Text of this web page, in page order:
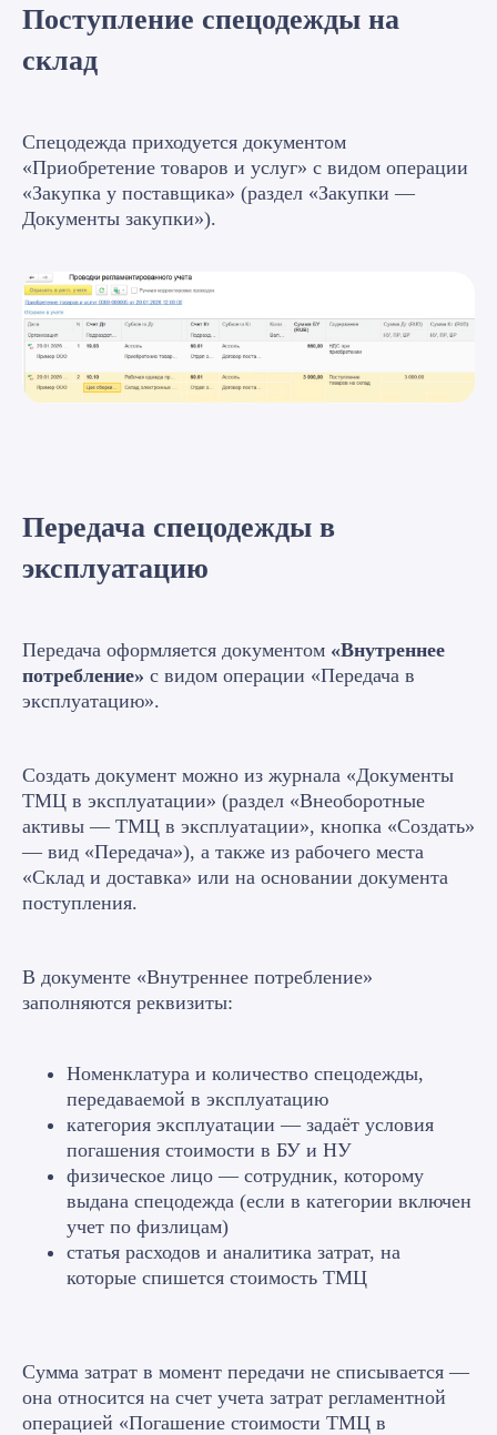
Поступление спецодежды на
склад
Спецодежда приходуется документом
«Приобретение товаров и услуг» с видом операции
«Закупка у поставщика» (раздел «Закупки —
Документы закупки»).
Передача спецодежды в
эксплуатацию
Передача оформляется документом «Внутреннее
потребление» с видом операции «Передача в
эксплуатацию».
Создать документ можно из журнала «Документы
ТМЦ в эксплуатации» (раздел «Внеоборотные
активы — ТМЦ в эксплуатации», кнопка «Создать»
— вид «Передача»), а также из рабочего места
«Склад и доставка» или на основании документа
поступления.
В документе «Внутреннее потребление»
заполняются реквизиты:
Номенклатура и количество спецодежды,
передаваемой в эксплуатацию
категория эксплуатации — задаёт условия
погашения стоимости в БУ и НУ
физическое лицо — сотрудник, которому
выдана спецодежда (если в категории включен
учет по физлицам)
статья расходов и аналитика затрат, на
которые спишется стоимость ТМЦ
Сумма затрат в момент передачи не списывается —
она относится на счет учета затрат регламентной
операцией «Погашение стоимости ТМЦ в